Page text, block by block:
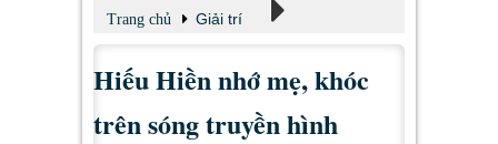
Trang chủ Giải trí
Xem - Nghe - Đọc
Hiếu Hiền nhớ mẹ, khóc
trên sóng truyền hình